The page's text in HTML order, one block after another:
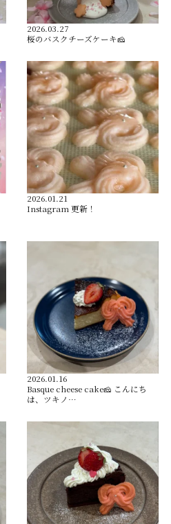
2026.03.27
桜のバスクチーズケーキ🧀
2026.01.21
Instagram 更新！
2026.01.16
Basque cheese cake🧀 こんにち
は、ツキノ…